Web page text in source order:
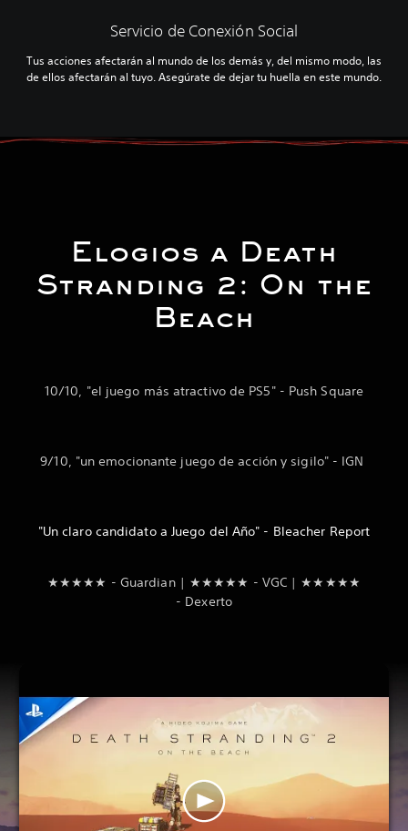
Servicio de Conexión Social
Tus acciones afectarán al mundo de los demás y, del mismo modo, las
de ellos afectarán al tuyo. Asegúrate de dejar tu huella en este mundo.
Elogios a Death
Stranding 2: On the
Beach
10/10, "el juego más atractivo de PS5" - Push Square
9/10, "un emocionante juego de acción y sigilo" - IGN
"Un claro candidato a Juego del Año" - Bleacher Report
‎★★★★★ -‏ Guardian | ★★★★★ - VGC | ★★★★★
- Dexerto